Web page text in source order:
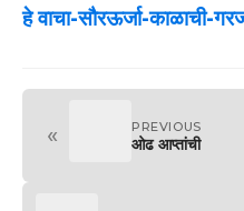
हे वाचा-सौरऊर्जा-काळाची-
« PREVIOUS
ओढ आप्तांची